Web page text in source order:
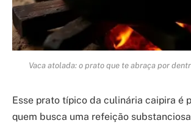
Vaca atolada: o prato que te abraça por
Esse prato típico da culinária caipira é
quem busca uma refeição